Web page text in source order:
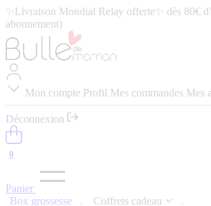
✨Livraison Mondial Relay offerte✨ dès 80€
abonnement)
⭐️ 4,9/5 (57 avis google) ⭢
Mon compte Profil Mes commandes Mes
Déconnexion
0
Panier
Box grossesse
Coffrets cadeau